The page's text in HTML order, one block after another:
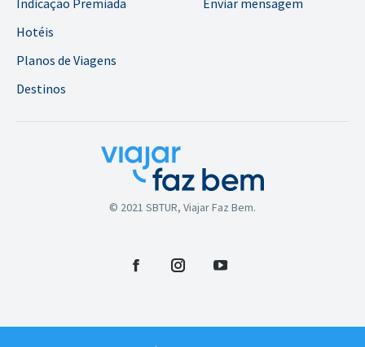
Hotéis
Planos de Viagens
Destinos
© 2021 SBTUR, Viajar Faz Bem.
FacebookInstagramYouTube